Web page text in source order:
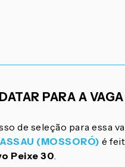
PARA A VAGA
de seleção para essa
(MOSSORÓ) é
Peixe 30.